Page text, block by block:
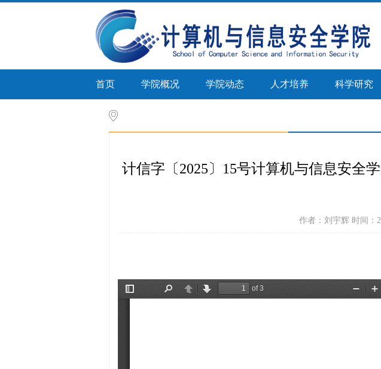
首页 学院概况 学院动态 人才培养 科学研究
计信字〔2025〕15号计算机与信息安全
作者：刘宇辉 时间：